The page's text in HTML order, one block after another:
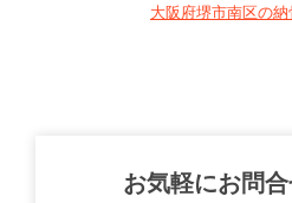
大阪府堺市南区の
お気軽にお問